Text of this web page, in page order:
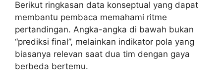
Berikut ringkasan data konseptual yang dapat
membantu pembaca memahami ritme
pertandingan. Angka-angka di bawah bukan
“prediksi final”, melainkan indikator pola yang
biasanya relevan saat dua tim dengan gaya
berbeda bertemu.